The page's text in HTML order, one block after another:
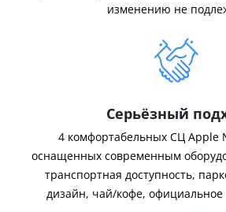
изменению не
Серьёзный
4 комфортабельных СЦ Apple
оснащенных современным
транспортная доступность,
дизайн, чай/кофе, официальное